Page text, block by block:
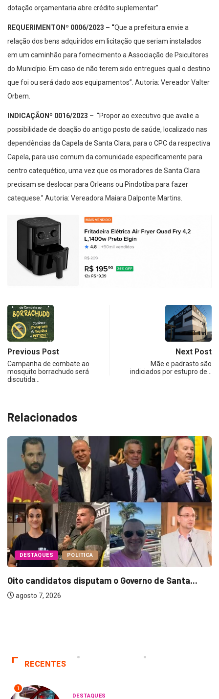
dotação orçamentaria abre crédito suplementar”.
REQUERIMENTO Nº 0006/2023 – “Que a prefeitura envie a
relação dos bens adquiridos em licitação que seriam instalados
em um caminhão para fornecimento a Associação de Psicultores
do Município. Em caso de não terem sido entregues qual o destino
que foi ou será dado aos equipamentos”. Autoria: Vereador Valter
Orbem.
INDICAÇÃO Nº 0016/2023 – “Propor ao executivo que avalie a
possibilidade de doação do antigo posto de saúde, localizado nas
dependências da Capela de Santa Clara, para o CPC da respectiva
Capela, para uso comum da comunidade especificamente para
centro catequético, uma vez que os moradores de Santa Clara
precisam se deslocar para Orleans ou Pindotiba para fazer
catequese.” Autoria: Vereadora Maiara Dalponte Martins.
Previous Post
Campanha de combate ao
mosquito borrachudo será
discutida…
Next Post
Mãe e padrasto são
indiciados por estupro de…
Relacionados
DESTAQUES POLITICA
Oito candidatos disputam o Governo de Santa...
agosto 7, 2026
RECENTES
1
DESTAQUES